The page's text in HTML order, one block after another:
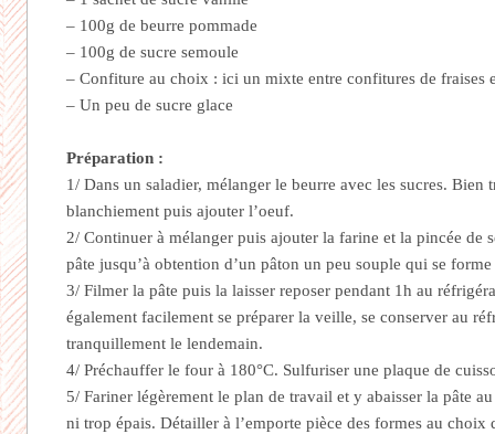
– 100g de beurre pommade
– 100g de sucre semoule
– Confiture au choix : ici un mixte entre confitures de fraises
– Un peu de sucre glace
Préparation :
1/ Dans un saladier, mélanger le beurre avec les sucres. Bien
blanchiement puis ajouter l’oeuf.
2/ Continuer à mélanger puis ajouter la farine et la pincée de
pâte jusqu’à obtention d’un pâton un peu souple qui se
3/ Filmer la pâte puis la laisser reposer pendant 1h au
également facilement se préparer la veille, se conserver au
tranquillement le lendemain.
4/ Préchauffer le four à 180°C. Sulfuriser une plaque de
5/ Fariner légèrement le plan de travail et y abaisser la pâte
ni trop épais. Détailler à l’emporte pièce des formes au